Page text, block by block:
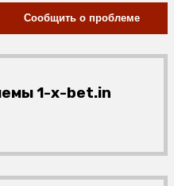
Сообщить о проблеме
1-x-bet.in